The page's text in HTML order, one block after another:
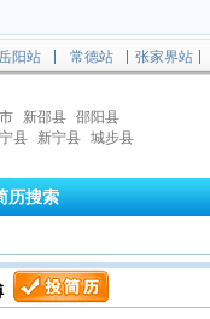
阳站 常德站 张家界站
新邵县 邵阳县
县 新宁县 城步县
历搜索